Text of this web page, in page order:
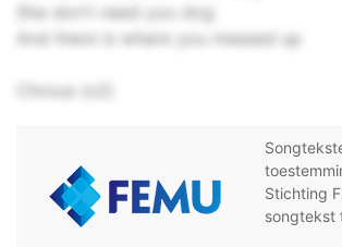
She don't need you dog
And there is where you messed up
Chrous (x2)
Stichting
songtekst